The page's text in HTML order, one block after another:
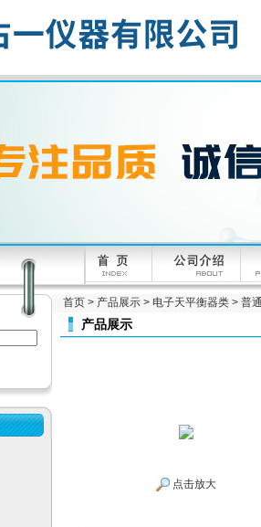
首页 > 产品展示 > 电子天平衡器类 > 普
产品展示
点击放大